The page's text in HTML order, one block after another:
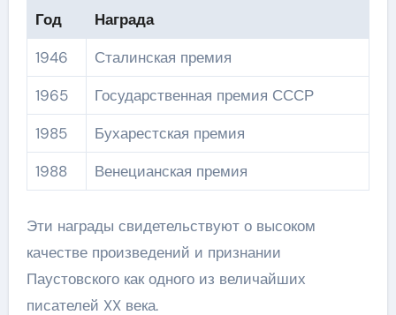
Год
Награда
1946
Сталинская премия
1965
Государственная премия СССР
1985
Бухарестская премия
1988
Венецианская премия
Эти награды свидетельствуют о высоком
качестве произведений и признании
Паустовского как одного из величайших
писателей XX века.